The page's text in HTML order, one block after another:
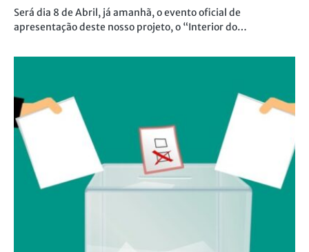
Será dia 8 de Abril, já amanhã, o evento oficial de
apresentação deste nosso projeto, o “Interior do…